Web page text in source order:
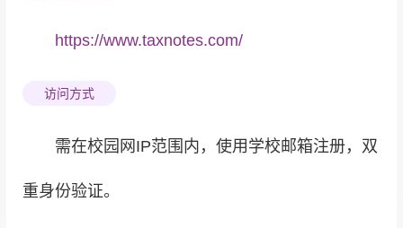
https://www.taxnotes.com/
访问方式
需在校园网IP范围内，使用学校邮箱注册，双
重身份验证。